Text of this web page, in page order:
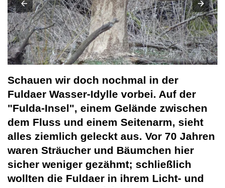
Schauen wir doch nochmal in der
Fuldaer Wasser-Idylle vorbei. Auf der
"Fulda-Insel", einem Gelände zwischen
dem Fluss und einem Seitenarm, sieht
alles ziemlich geleckt aus. Vor 70 Jahren
waren Sträucher und Bäumchen hier
sicher weniger gezähmt; schließlich
wollten die Fuldaer in ihrem Licht- und